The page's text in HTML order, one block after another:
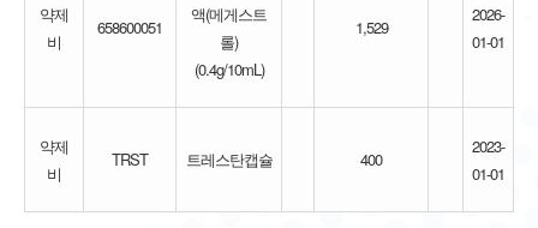
약제
비
658600051
액(메게스트
롤)
(0.4g/10mL)
1,529
2026-
01-01
약제
비
TRST 트레스탄캡슐 400
2023-
01-01